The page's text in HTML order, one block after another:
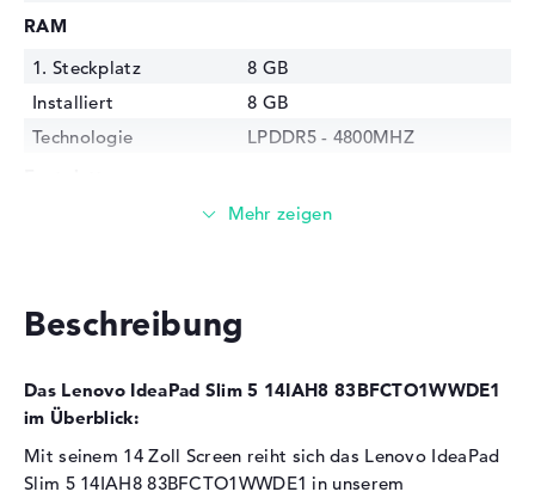
RAM
1. Steckplatz
8 GB
Installiert
8 GB
Technologie
LPDDR5 - 4800MHZ
512 GB SSD
Laufwerks-Typ
Display-Typ
Max. Auflösung
1920 x 1200
Auflösungstyp
WUXGA
Beschreibung
Das Lenovo IdeaPad Slim 5 14IAH8 83BFCTO1WWDE1
im Überblick:
Mit seinem 14 Zoll Screen reiht sich das Lenovo IdeaPad
Slim 5 14IAH8 83BFCTO1WWDE1 in unserem